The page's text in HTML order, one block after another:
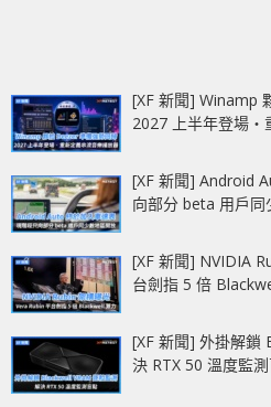
[XF 新聞] Winamp
2027 上半年登場‧
[XF 新聞] Android
向部分 beta 用戶同
[XF 新聞] NVIDIA
台劍指 5 倍
[XF 新聞] 外掛解
決 RTX 50 溫度監